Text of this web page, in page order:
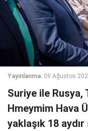
Yayınlanma: 09 Ağustos
Suriye ile Rusya,
Hmeymim Hava
yaklaşık 18